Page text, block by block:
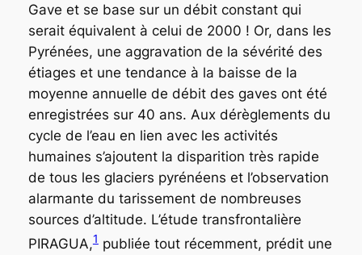
Gave et se base sur un débit constant qui
serait équivalent à celui de 2000 ! Or, dans les
Pyrénées, une aggravation de la sévérité des
étiages et une tendance à la baisse de la
moyenne annuelle de débit des gaves ont été
enregistrées sur 40 ans. Aux dérèglements du
cycle de l’eau en lien avec les activités
humaines s’ajoutent la disparition très rapide
de tous les glaciers pyrénéens et l’observation
alarmante du tarissement de nombreuses
sources d’altitude. L’étude transfrontalière
PIRAGUA,1publiée tout récemment, prédit une